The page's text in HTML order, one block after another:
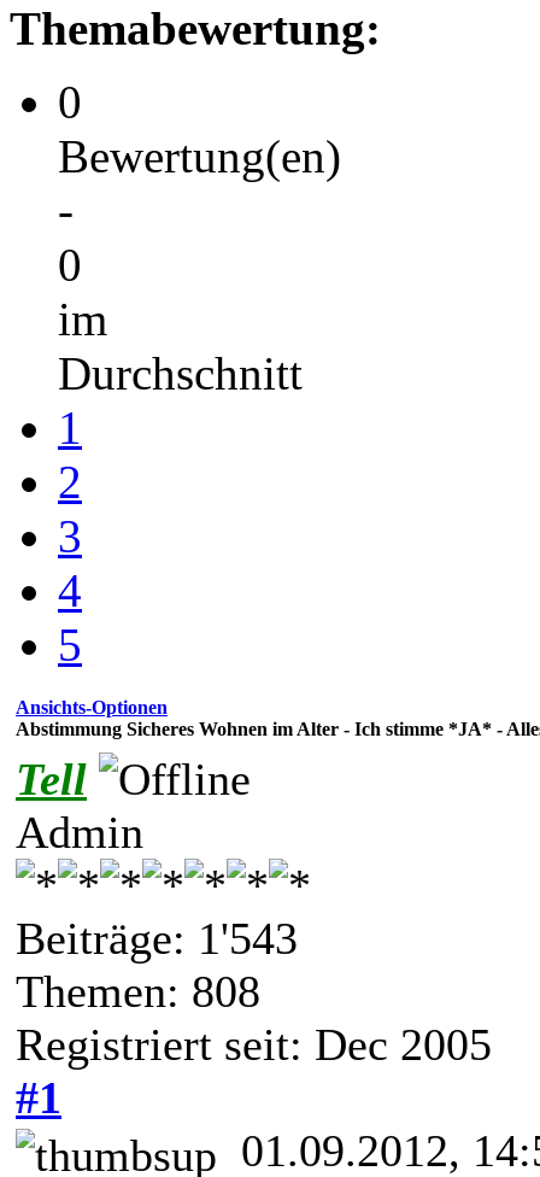
Themabewertung:
0
Bewertung(en)
-
0
im
Durchschnitt
1
2
3
4
5
Ansichts-Optionen
Abstimmung Sicheres Wohnen im Alter - Ich stimme *JA* -
Tell
Admin
Beiträge: 1'543
Themen: 808
Registriert seit: Dec 2005
#1
01.09.2012,